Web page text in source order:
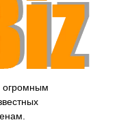
огромным